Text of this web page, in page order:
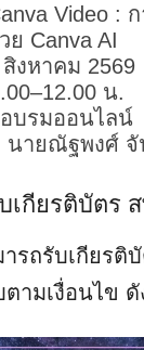
Video :
ย Canva AI
สิงหาคม 2569
น.
อบรมออนไลน์
นายณัฐพงศ์ จั
เกียรติบัตร
รถรับเกียรติ
ามเงื่อนไข